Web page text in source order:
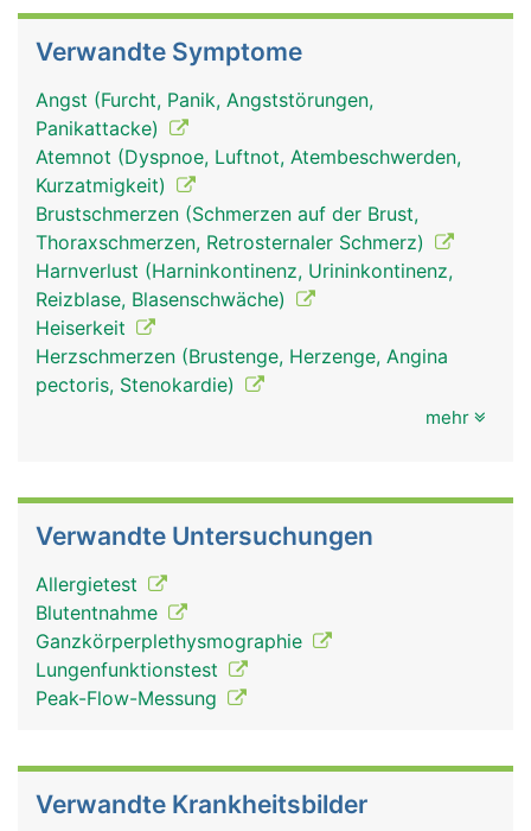
Verwandte Symptome
Angst (Furcht, Panik, Angststörungen,
Panikattacke)
Atemnot (Dyspnoe, Luftnot, Atembeschwerden,
Kurzatmigkeit)
Brustschmerzen (Schmerzen auf der Brust,
Thoraxschmerzen, Retrosternaler Schmerz)
Harnverlust (Harninkontinenz, Urininkontinenz,
Reizblase, Blasenschwäche)
Heiserkeit
Herzschmerzen (Brustenge, Herzenge, Angina
pectoris, Stenokardie)
mehr
Verwandte Untersuchungen
Allergietest
Blutentnahme
Ganzkörperplethysmographie
Lungenfunktionstest
Peak-Flow-Messung
Verwandte Krankheitsbilder